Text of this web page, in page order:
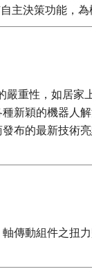
決策功能，
重性，如居
新穎的機器
布的最新技術
傳動組件之扭